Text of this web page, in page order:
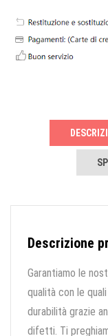
Descrizione
Garantiamo le
qualità con le
durabilità grazie
difetti. Ti